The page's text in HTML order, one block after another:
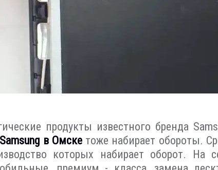
продукты известного бренда
в Омскетоже набирает обороты.
которых набирает оборот. На